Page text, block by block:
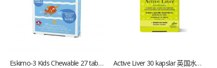
Eskimo-3 Kids Chewable 27 tabletter 爱斯基摩 儿童咀嚼鱼油 Active Liver 30 kapslar 英国水解物解酒护肝